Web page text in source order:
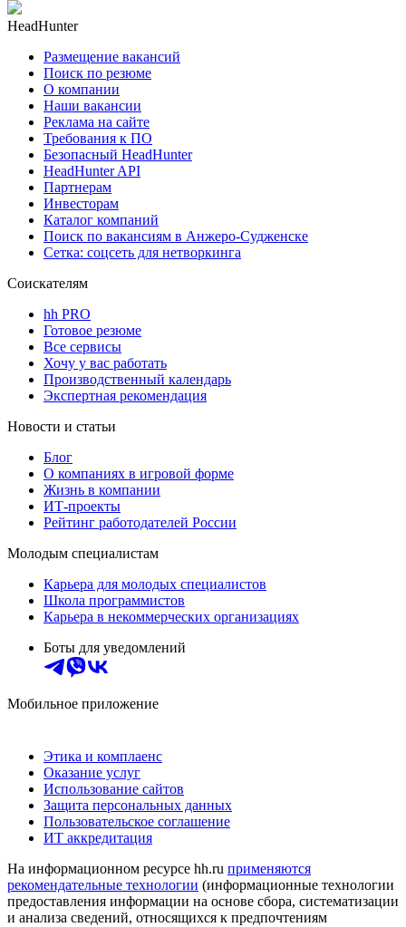
HeadHunter
Размещение вакансий
Поиск по резюме
О компании
Наши вакансии
Реклама на сайте
Требования к ПО
Безопасный HeadHunter
HeadHunter API
Партнерам
Инвесторам
Каталог компаний
Поиск по вакансиям в Анжеро-Судженске
Сетка: соцсеть для нетворкинга
Соискателям
hh PRO
Готовое резюме
Все сервисы
Хочу у вас работать
Производственный календарь
Экспертная рекомендация
Новости и статьи
Блог
О компаниях в игровой форме
Жизнь в компании
ИТ-проекты
Рейтинг работодателей России
Молодым специалистам
Карьера для молодых специалистов
Школа программистов
Карьера в некоммерческих организациях
Боты для уведомлений
Мобильное приложение
Этика и комплаенс
Оказание услуг
Использование сайтов
Защита персональных данных
Пользовательское соглашение
ИТ аккредитация
На информационном ресурсе hh.ru применяются
рекомендательные технологии (информационные технологии
предоставления информации на основе сбора, систематизации
и анализа сведений, относящихся к предпочтениям